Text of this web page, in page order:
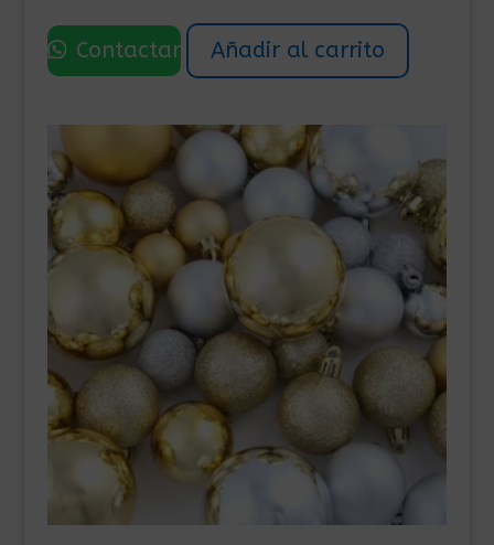
original
era:
actual
es:
Contactar Añadir al carrito